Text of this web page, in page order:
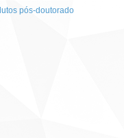
pós-doutorado